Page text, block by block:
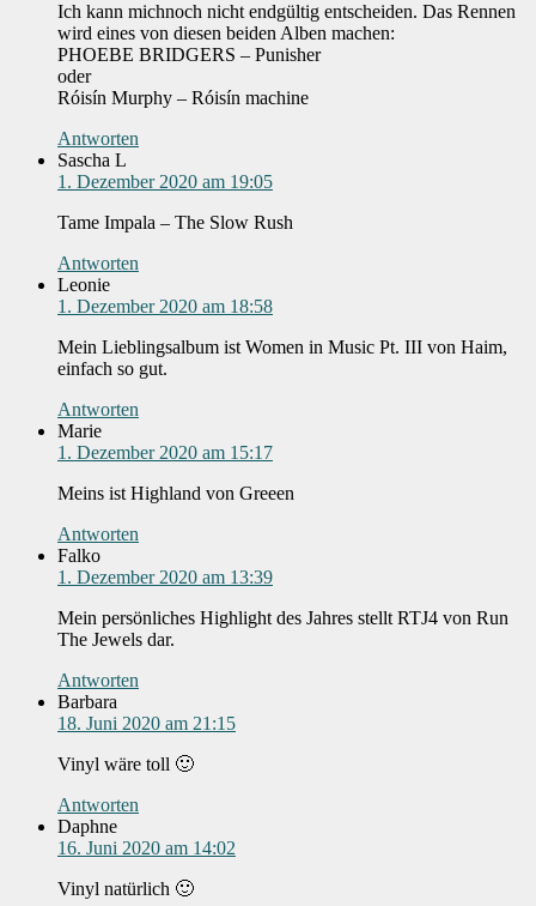
Ich kann michnoch nicht endgültig entscheiden. Das Rennen
wird eines von diesen beiden Alben machen:
PHOEBE BRIDGERS – Punisher
oder
Róisín Murphy – Róisín machine
Antworten
Sascha L
1. Dezember 2020 am 19:05
Tame Impala – The Slow Rush
Antworten
Leonie
1. Dezember 2020 am 18:58
Mein Lieblingsalbum ist Women in Music Pt. III von Haim,
einfach so gut.
Antworten
Marie
1. Dezember 2020 am 15:17
Meins ist Highland von Greeen
Antworten
Falko
1. Dezember 2020 am 13:39
Mein persönliches Highlight des Jahres stellt RTJ4 von Run
The Jewels dar.
Antworten
Barbara
18. Juni 2020 am 21:15
Vinyl wäre toll 🙂
Antworten
Daphne
16. Juni 2020 am 14:02
Vinyl natürlich 🙂